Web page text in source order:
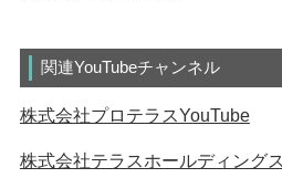
関連YouTubeチャンネル
株式会社プロテラスYouTube
株式会社テラスホールディング